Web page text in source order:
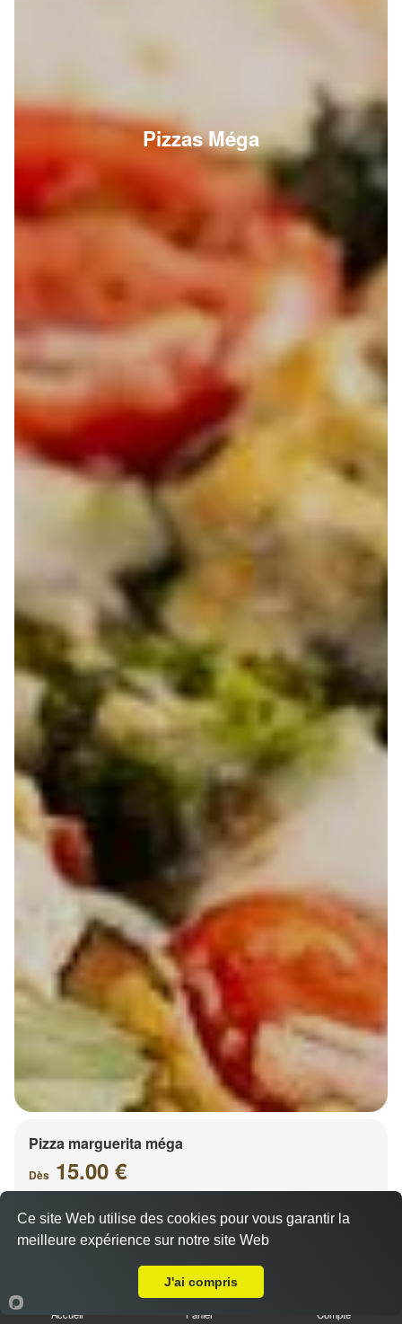
Pizzas Méga
Pizza marguerita méga
Dès 15.00 €
Base sauce tomate, mozzarella 100%, olives
Accueil Panier Compte
Ce site Web utilise des cookies pour vous garantir la
meilleure expérience sur notre site Web
J'ai compris